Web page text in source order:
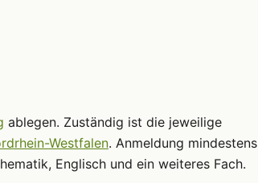
ablegen. Zuständig ist die jeweilige
Westfalen. Anmeldung mindestens
Englisch und ein weiteres Fach.